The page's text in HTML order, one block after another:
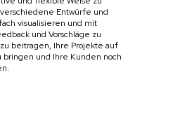
Entwürfe und
visualisieren und mit
und Vorschläge zu
beitragen, Ihre Projekte auf
bringen und Ihre Kunden noch